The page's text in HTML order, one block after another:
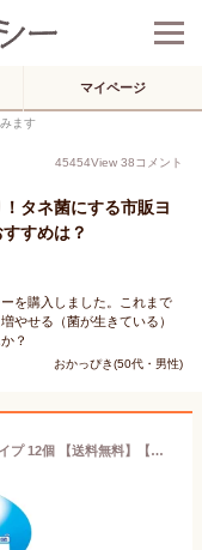
マイページ
ます
45454View 38コメント
タネ菌にする市販ヨ
すめは？
を購入しました。これまで
やせる（菌が生きている）
？
おかっぴき(50代・男性)
森永 カラダ強くするヨーグルト 食べるタイプ 12個 【送料無料】【冷蔵同梱】 100g カラダを強くする ラクトフェリン シールド乳酸菌 ビフィズス菌 BB536 便通改善 腸活 免疫力 おすすめ 森永乳業 宅配専用商品 1ケース まとめ買い 箱買い 【P3】